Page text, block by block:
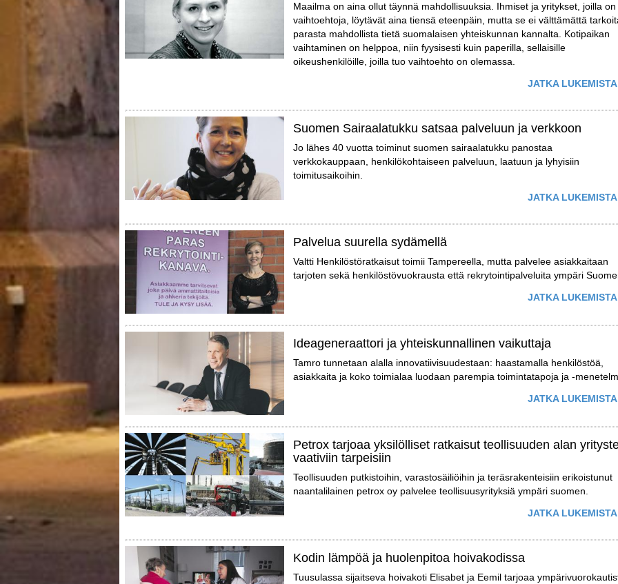
Maailma on aina ollut täynnä mahdollisuuksia. Ihmiset ja yritykset, joilla on
vaihtoehtoja, löytävät aina tiensä eteenpäin, mutta se ei välttämättä
parasta mahdollista tietä suomalaisen yhteiskunnan kannalta. Kotipaikan
vaihtaminen on helppoa, niin fyysisesti kuin paperilla, sellaisille
oikeushenkilöille, joilla tuo vaihtoehto on olemassa.
JATKA LUKEMISTA
Suomen Sairaalatukku satsaa palveluun ja verkkoon
Jo lähes 40 vuotta toiminut suomen sairaalatukku panostaa
verkkokauppaan, henkilökohtaiseen palveluun, laatuun ja lyhyisiin
toimitusaikoihin.
JATKA LUKEMISTA
Palvelua suurella sydämellä
Valtti Henkilöstöratkaisut toimii Tampereella, mutta palvelee asiakkaitaan
tarjoten sekä henkilöstövuokrausta että rekrytointipalveluita ympäri
JATKA LUKEMISTA
Ideageneraattori ja yhteiskunnallinen vaikuttaja
Tamro tunnetaan alalla innovatiivisuudestaan: haastamalla henkilöstöä,
asiakkaita ja koko toimialaa luodaan parempia toimintatapoja ja -
JATKA LUKEMISTA
Petrox tarjoaa yksilölliset ratkaisut teollisuuden alan
vaativiin tarpeisiin
Teollisuuden putkistoihin, varastosäiliöihin ja teräsrakenteisiin erikoistunut
naantalilainen petrox oy palvelee teollisuusyrityksiä ympäri suomen.
JATKA LUKEMISTA
Kodin lämpöä ja huolenpitoa hoivakodissa
Tuusulassa sijaitseva hoivakoti Elisabet ja Eemil tarjoaa